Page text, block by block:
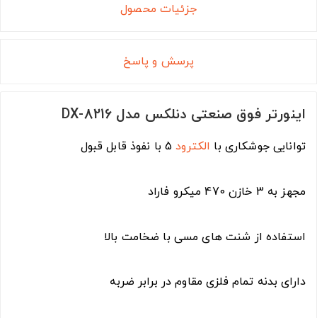
جزئیات محصول
پرسش و پاسخ
اینورتر فوق صنعتی دنلکس مدل DX-8216
توانایی جوشکاری با الکترود5 با نفوذ قابل قبول
مجهز به 3 خازن 470 میکرو فاراد
استفاده از شنت های مسی با ضخامت بالا
دارای بدنه تمام فلزی مقاوم در برابر ضربه